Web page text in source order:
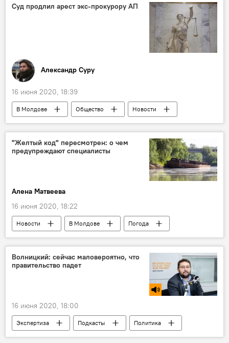
Суд продлил арест экс-прокурору АП
Александр Суру
16 июня 2020, 18:39
В Молдове Общество Новости
"Желтый код" пересмотрен: о чем
предупреждают специалисты
Алена Матвеева
16 июня 2020, 18:22
Новости В Молдове
Погода
Общество
Волницкий: сейчас маловероятно, что
правительство падет
16 июня 2020, 18:00
Экспертиза Подкасты
Политика
В Молдове
Интервью Новости